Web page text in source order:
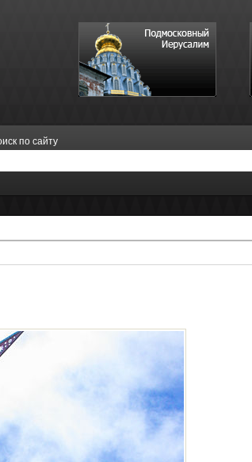
по сайту